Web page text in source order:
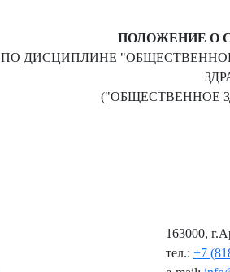
ПОЛОЖЕНИЕ О
ПО ДИСЦИПЛИНЕ
("ОБЩЕСТВЕННОЕ
163000,
тел.: +7